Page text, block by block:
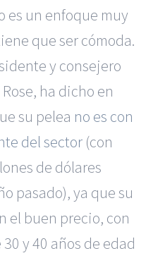
es un enfoque muy
que ser cómoda.
y consejero
ha dicho en
su pelea no es con
del sector (con
de dólares
pasado), ya que su
el buen precio, con
y 40 años de edad